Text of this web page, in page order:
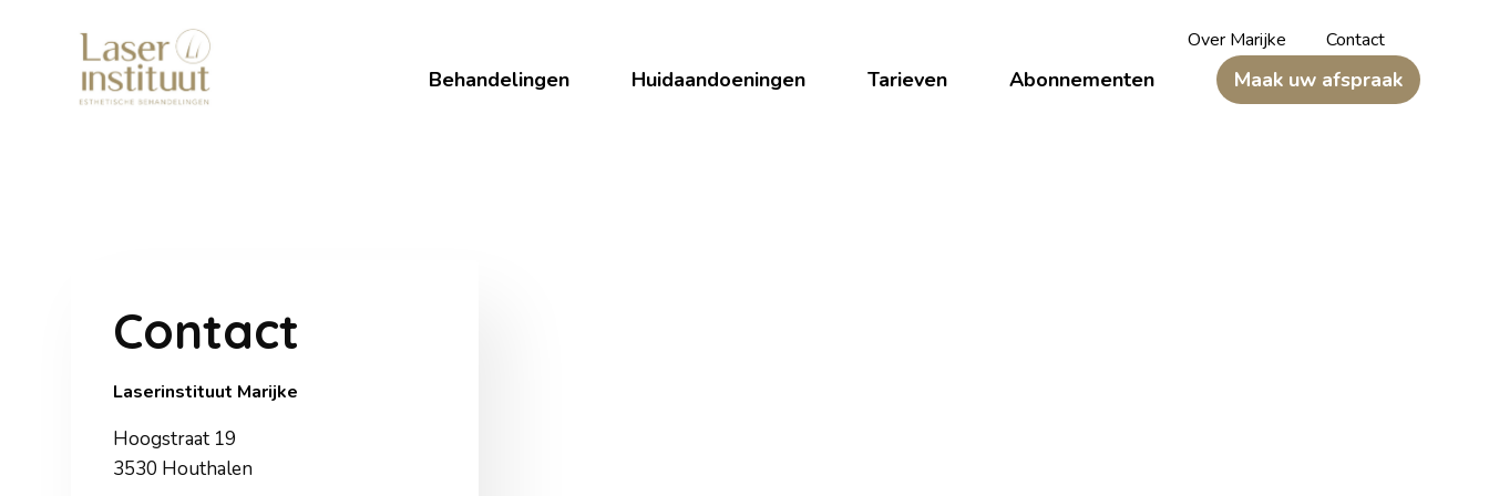
hoofdinhoud Over Marijke Contact
Behandelingen Huidaandoeningen Tarieven Abonnementen Maak uw afspraak
Contact
Laserinstituut Marijke
Hoogstraat 19
3530 Houthalen